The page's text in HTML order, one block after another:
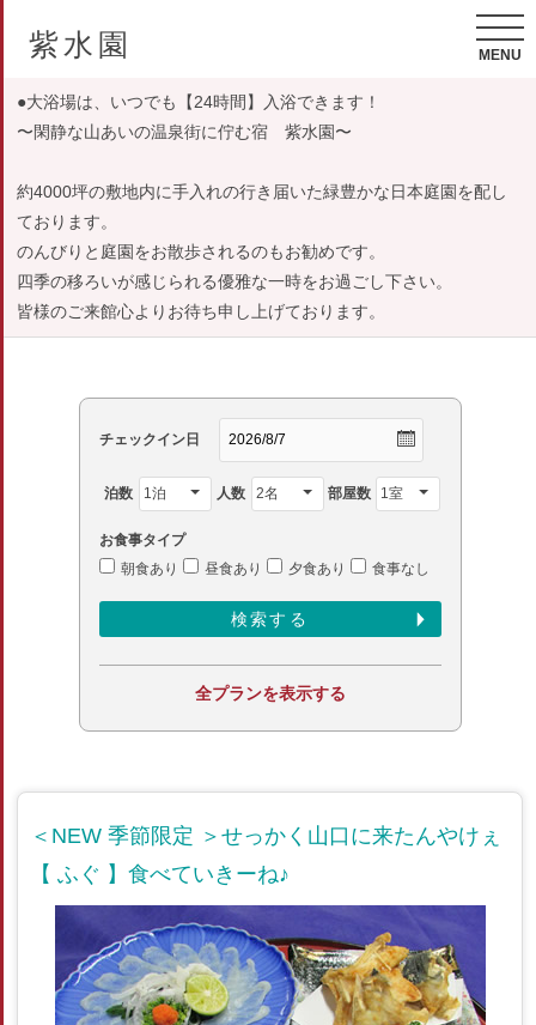
紫水園 MENU
●大浴場は、いつでも【24時間】入浴できます！
〜閑静な山あいの温泉街に佇む宿 紫水園〜
約4000坪の敷地内に手入れの行き届いた緑豊かな日本庭園を配し
ております。
のんびりと庭園をお散歩されるのもお勧めです。
四季の移ろいが感じられる優雅な一時をお過ごし下さい。
皆様のご来館心よりお待ち申し上げております。
チェックイン日
泊数 人数 部屋数
お食事タイプ
朝食あり
昼食あり 夕食あり 食事なし
全プランを表示する
＜NEW 季節限定 ＞せっかく山口に来たんやけぇ
【 ふぐ 】食べていきーね♪